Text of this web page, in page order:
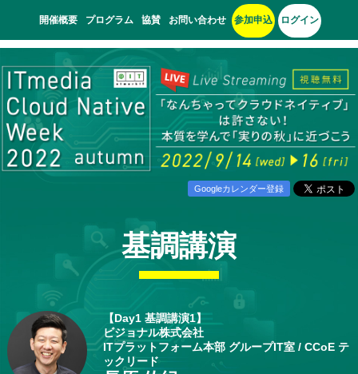
開催概要 プログラム 協賛 お問い合わせ 参加申込 ログイン
Googleカレンダー登録
基調講演
【Day1 基調講演1】
ビジョナル株式会社
ITプラットフォーム本部 グループIT室 / CCoE テ
ックリード